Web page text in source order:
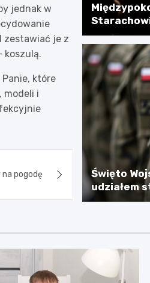
jednak w
zestawiać je z
koszulą.
które
modeli i
pogodę
Święto
udziałem